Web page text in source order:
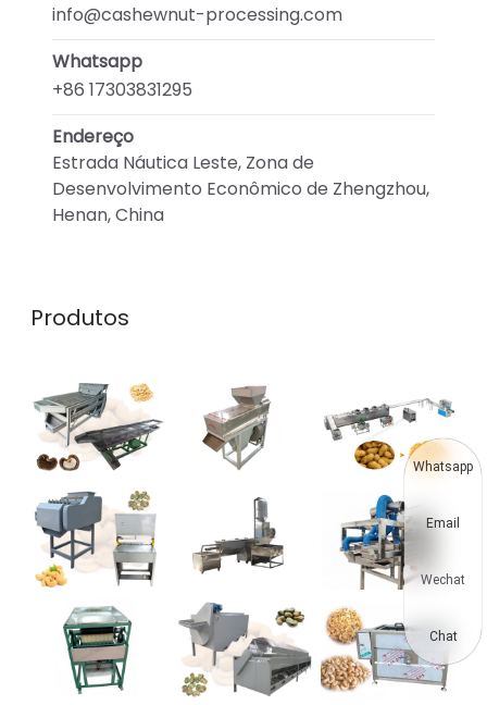
info@cashewnut-processing.com
Whatsapp
+86 17303831295
Endereço
Estrada Náutica Leste, Zona de
Desenvolvimento Econômico de Zhengzhou,
Henan, China
Produtos
Whatsapp
Email
Wechat
Chat